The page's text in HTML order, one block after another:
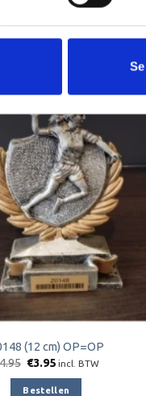
(12 cm) OP=OP
4.95 Oorspronkelijke
was:
€3.95Huidige
is:
incl. BTW
Bestellen